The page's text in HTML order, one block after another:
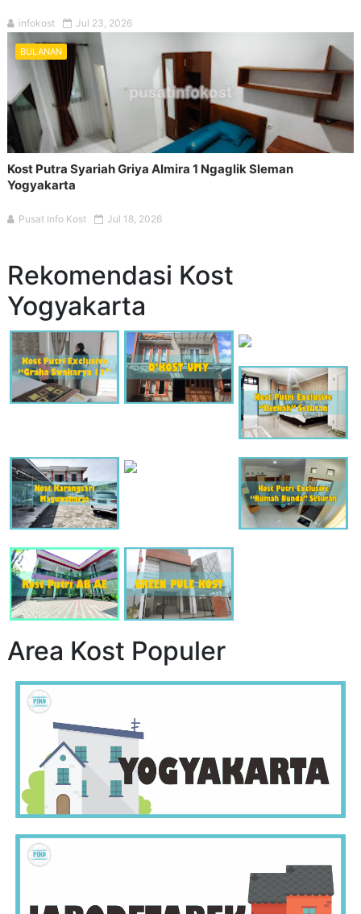
infokost Jul 23, 2026
BULANAN
Kost Putra Syariah Griya Almira 1 Ngaglik Sleman
Yogyakarta
Pusat Info Kost Jul 18, 2026
Rekomendasi Kost
Yogyakarta
Area Kost Populer